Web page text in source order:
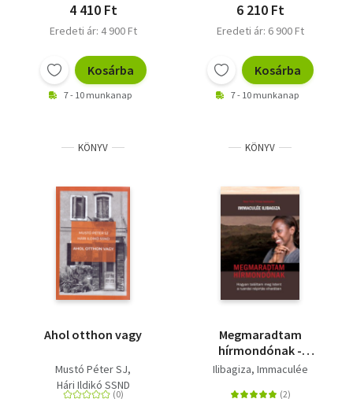
4 410 Ft
Eredeti ár: 4 900 Ft
Kosárba
7 - 10 munkanap
6 210 Ft
Eredeti ár: 6 900 Ft
Kosárba
7 - 10 munkanap
KÖNYV
Ahol otthon vagy
Mustó Péter SJ
Hári Ildikó SSND
KÖNYV
Megmaradtam
hírmondónak -
Hogyan találtam meg
Ilibagiza, Immaculée